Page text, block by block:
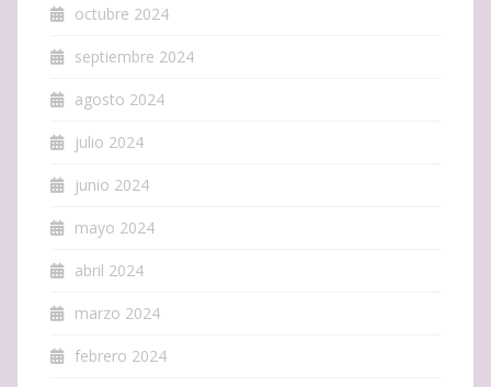
octubre 2024
septiembre 2024
agosto 2024
julio 2024
junio 2024
mayo 2024
abril 2024
marzo 2024
febrero 2024